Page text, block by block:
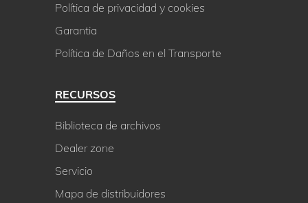
Política de privacidad y cookies
Garantia
Política de Daños en el Transporte
RECURSOS
Biblioteca de archivos
Dealer zone
Servicio
Mapa de distribuidores